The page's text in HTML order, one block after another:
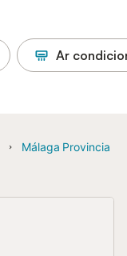
Ar
Málaga Provincia